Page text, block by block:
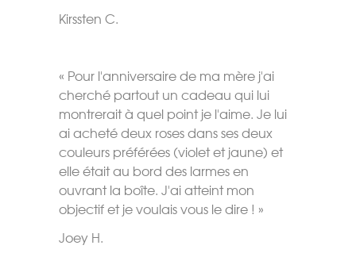
Kirssten C.
« Pour l'anniversaire de ma mère j'ai
cherché partout un cadeau qui lui
montrerait à quel point je l'aime. Je lui
ai acheté deux roses dans ses deux
couleurs préférées (violet et jaune) et
elle était au bord des larmes en
ouvrant la boîte. J'ai atteint mon
objectif et je voulais vous le dire ! »
Joey H.